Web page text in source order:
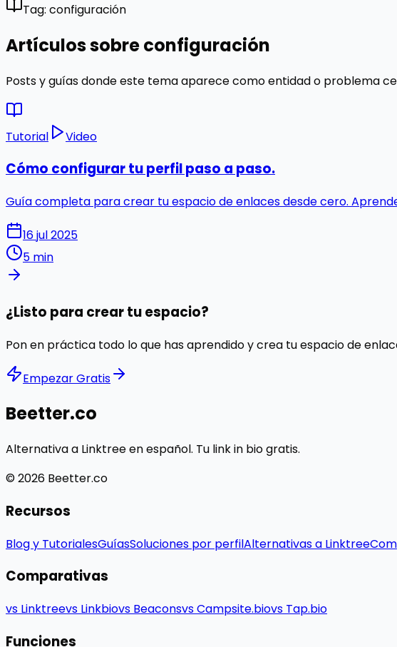
Tag: configuración
Artículos sobre configuración
Posts y guías donde este tema aparece como entidad o problema
Tutorial Video
Cómo configurar tu perfil paso a paso.
Guía completa para crear tu espacio de enlaces desde cero.
16 jul 2025
5 min
¿Listo para crear tu espacio?
Pon en práctica todo lo que has aprendido y crea tu espacio de
Empezar Gratis
Beetter.co
Alternativa a Linktree en español. Tu link in bio gratis.
© 2026 Beetter.co
Recursos
Blog y TutorialesGuíasSoluciones por perfilAlternativas a Linktree
Comparativas
vs Linktreevs Linkbiovs Beaconsvs Campsite.biovs Tap.bio
Funciones